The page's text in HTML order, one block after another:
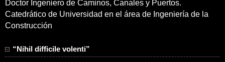
Doctor Ingeniero de Caminos, Canales y Puertos.
Catedrático de Universidad en el área de Ingeniería de la
Construcción
“Nihil difficile volenti”